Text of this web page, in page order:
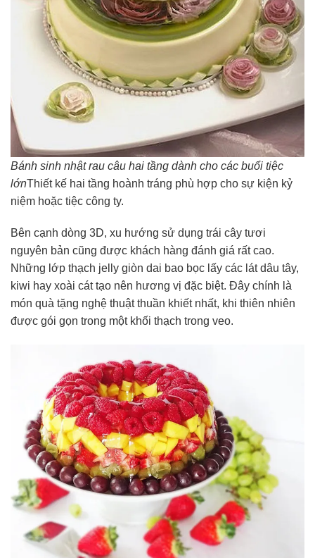
Bánh sinh nhật rau câu hai tầng dành cho các buổi tiệc
lớnThiết kế hai tầng hoành tráng phù hợp cho sự kiện kỷ
niệm hoặc tiệc công ty.
Bên cạnh dòng 3D, xu hướng sử dụng trái cây tươi
nguyên bản cũng được khách hàng đánh giá rất cao.
Những lớp thạch jelly giòn dai bao bọc lấy các lát dâu tây,
kiwi hay xoài cát tạo nên hương vị đặc biệt. Đây chính là
món quà tặng nghệ thuật thuần khiết nhất, khi thiên nhiên
được gói gọn trong một khối thạch trong veo.